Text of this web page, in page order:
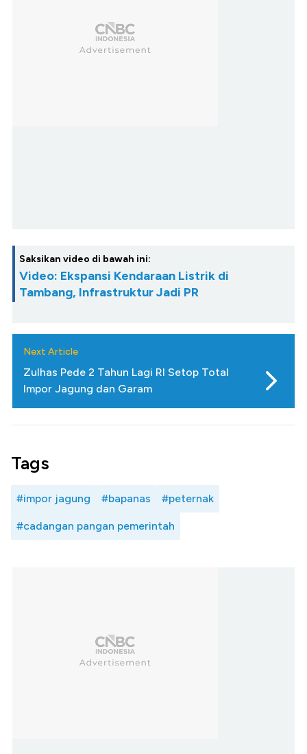
Saksikan video di bawah ini:
Video: Ekspansi Kendaraan Listrik di
Tambang, Infrastruktur Jadi PR
Next Article
Zulhas Pede 2 Tahun Lagi RI Setop Total
Impor Jagung dan Garam
Tags
#impor jagung #bapanas #peternak
#cadangan pangan pemerintah